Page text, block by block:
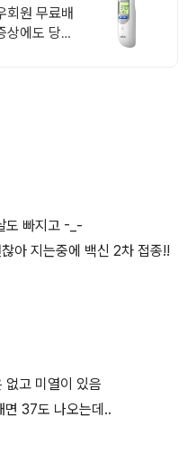
회원 무료배
상에도 당황
도 빠지고 -_-
아 지는중에 백신 2차 접종!!
고 미열이 있음
면 37도 나오는데..